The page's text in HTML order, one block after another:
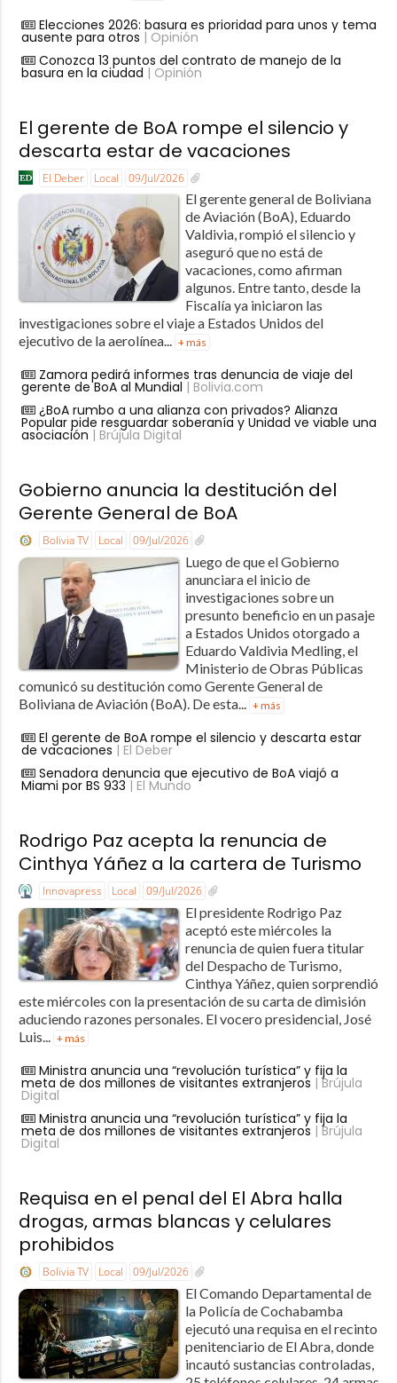
Elecciones 2026: basura es prioridad para unos y tema
ausente para otros | Opinión
Conozca 13 puntos del contrato de manejo de la
basura en la ciudad | Opinión
El gerente de BoA rompe el silencio y
descarta estar de vacaciones
El Deber Local 09/Jul/2026
El gerente general de Boliviana
de Aviación (BoA), Eduardo
Valdivia, rompió el silencio y
aseguró que no está de
vacaciones, como afirman
algunos. Entre tanto, desde la
Fiscalía ya iniciaron las
investigaciones sobre el viaje a Estados Unidos del
ejecutivo de la aerolínea... + más
Zamora pedirá informes tras denuncia de viaje del
gerente de BoA al Mundial | Bolivia.com
¿BoA rumbo a una alianza con privados? Alianza
Popular pide resguardar soberanía y Unidad ve viable una
asociación | Brújula Digital
Gobierno anuncia la destitución del
Gerente General de BoA
Bolivia TV Local 09/Jul/2026
Luego de que el Gobierno
anunciara el inicio de
investigaciones sobre un
presunto beneficio en un pasaje
a Estados Unidos otorgado a
Eduardo Valdivia Medling, el
Ministerio de Obras Públicas
comunicó su destitución como Gerente General de
Boliviana de Aviación (BoA). De esta... + más
El gerente de BoA rompe el silencio y descarta estar
de vacaciones | El Deber
Senadora denuncia que ejecutivo de BoA viajó a
Miami por BS 933 | El Mundo
Rodrigo Paz acepta la renuncia de
Cinthya Yáñez a la cartera de Turismo
Innovapress Local 09/Jul/2026
El presidente Rodrigo Paz
aceptó este miércoles la
renuncia de quien fuera titular
del Despacho de Turismo,
Cinthya Yáñez, quien sorprendió
este miércoles con la presentación de su carta de dimisión
aduciendo razones personales. El vocero presidencial, José
Luis... + más
Ministra anuncia una “revolución turística” y fija la
meta de dos millones de visitantes extranjeros | Brújula
Digital
Ministra anuncia una “revolución turística” y fija la
meta de dos millones de visitantes extranjeros | Brújula
Digital
Requisa en el penal del El Abra halla
drogas, armas blancas y celulares
prohibidos
Bolivia TV Local 09/Jul/2026
El Comando Departamental de
la Policía de Cochabamba
ejecutó una requisa en el recinto
penitenciario de El Abra, donde
incautó sustancias controladas,